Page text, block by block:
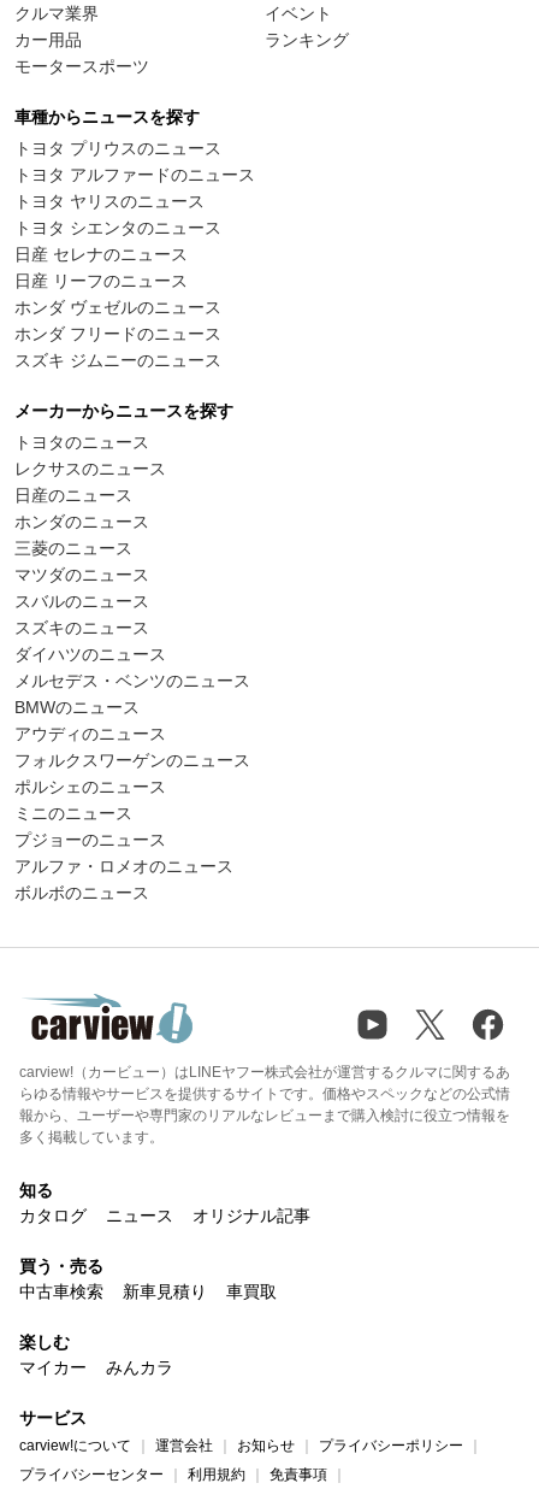
クルマ業界
カー用品
モータースポーツ
イベント
ランキング
車種からニュースを探す
トヨタ プリウスのニュース
トヨタ アルファードのニュース
トヨタ ヤリスのニュース
トヨタ シエンタのニュース
日産 セレナのニュース
日産 リーフのニュース
ホンダ ヴェゼルのニュース
ホンダ フリードのニュース
スズキ ジムニーのニュース
メーカーからニュースを探す
トヨタのニュース
レクサスのニュース
日産のニュース
ホンダのニュース
三菱のニュース
マツダのニュース
スバルのニュース
スズキのニュース
ダイハツのニュース
メルセデス・ベンツのニュース
BMWのニュース
アウディのニュース
フォルクスワーゲンのニュース
ポルシェのニュース
ミニのニュース
プジョーのニュース
アルファ・ロメオのニュース
ボルボのニュース
carview!（カービュー）はLINEヤフー株式会社が運営するクルマに関するあ
らゆる情報やサービスを提供するサイトです。価格やスペックなどの公式情
報から、ユーザーや専門家のリアルなレビューまで購入検討に役立つ情報を
多く掲載しています。
知る
カタログ
ニュース オリジナル記事
買う・売る
中古車検索
新車見積り 車買取
楽しむ
マイカー
みんカラ
サービス
carview!について 運営会社 お知らせ
プライバシーポリシー
プライバシーセンター
利用規約 免責事項